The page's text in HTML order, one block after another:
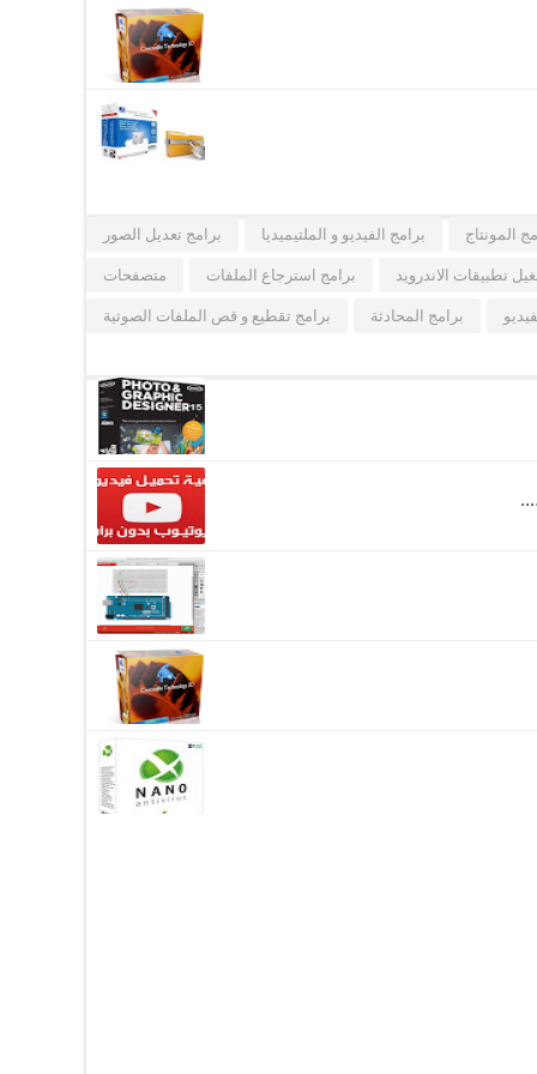
برامج تعديل الصور برامج الفيديو و الملتيميديا المونتاج
متصفحات برامج استرجاع الملفات تطبيقات الاندرويد
برامج تقطيع و قص الملفات الصوتية برامج المحادثة